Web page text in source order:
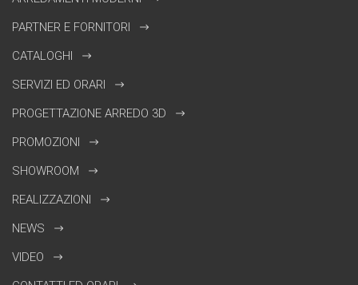
PARTNER E FORNITORI
CATALOGHI
SERVIZI ED ORARI
PROGETTAZIONE ARREDO 3D
PROMOZIONI
SHOWROOM
REALIZZAZIONI
NEWS
VIDEO